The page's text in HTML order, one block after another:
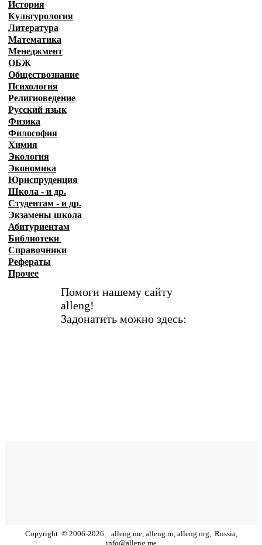
История
Культурология
Литература
Математика
Менеджмент
ОБЖ
Обществознание
Психология
Религиоведение
Русский язык
Физика
Философия
Химия
Экология
Экономика
Юриспруденция
Школа - и др.
Студентам - и др.
Экзамены школа
Абитуриентам
Библиотеки
Справочники
Рефераты
Прочее
Помоги нашему сайту
alleng!
Задонатить можно здесь:
Copyright © 2006-2026 alleng.me, alleng.ru, alleng.org, Russia,
info@alleng.me